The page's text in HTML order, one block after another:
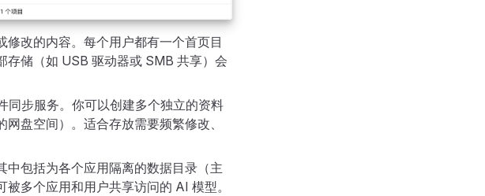
修改的内容。每个用户都有一个首页目
储（如 USB 驱动器或 SMB 共享）会
同步服务。你可以创建多个独立的资料
盘空间）。适合存放需要频繁修改、
中包括为各个应用隔离的数据目录（主
多个应用和用户共享访问的 AI 模型。